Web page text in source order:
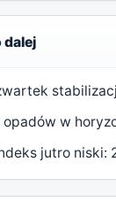
dalej
opadów w
jutro niski: